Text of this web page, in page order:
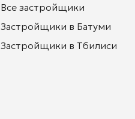
Все застройщики
Застройщики в Батуми
Застройщики в Тбилиси